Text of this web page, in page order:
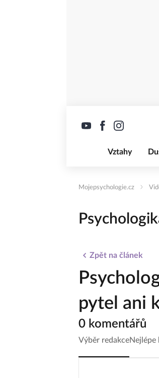
Vztahy
Mojepsychologie.cz
Zpět na článek
pytel ani
0 komentářů
Výběr redakceNejlépe